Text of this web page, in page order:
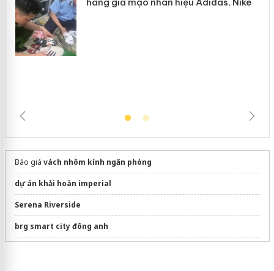
Báo giá vách nhôm kính ngăn phòng
dự án khải hoàn imperial
Serena Riverside
brg smart city đông anh